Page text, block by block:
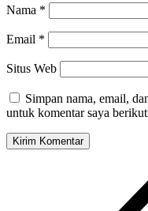
Nama *
Email *
Situs Web
Simpan nama, email,
untuk komentar saya